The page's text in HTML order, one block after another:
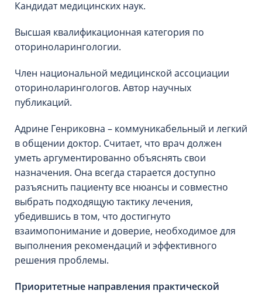
Кандидат медицинских наук.
Высшая квалификационная категория по
оториноларингологии.
Член национальной медицинской ассоциации
оториноларингологов. Автор научных
публикаций.
Адрине Генриковна – коммуникабельный и легкий
в общении доктор. Считает, что врач должен
уметь аргументированно объяснять свои
назначения. Она всегда старается доступно
разъяснить пациенту все нюансы и совместно
выбрать подходящую тактику лечения,
убедившись в том, что достигнуто
взаимопонимание и доверие, необходимое для
выполнения рекомендаций и эффективного
решения проблемы.
Приоритетные направления практической